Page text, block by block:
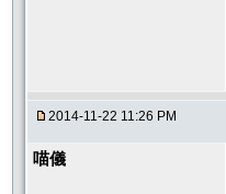
2014-11-22 11:26 PM
喵儀